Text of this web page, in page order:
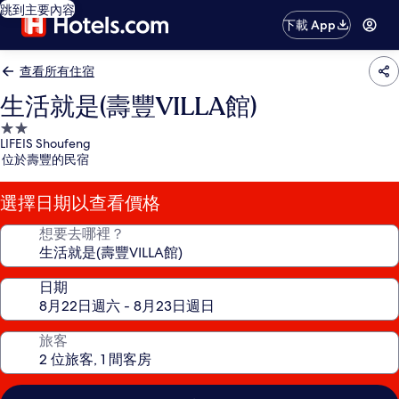
跳到主要內容
下載 App
查看所有住宿
生活就是(壽豐VILLA館)
2.0
星
級
住
宿
LIFEIS Shoufeng
位於壽豐的民宿
選擇日期以查看價格
想要去哪裡？
日期
旅客